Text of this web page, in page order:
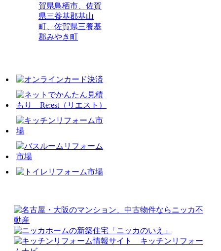
賀県鳥栖市、佐賀
県三養基郡基山
町、佐賀県三養基
郡みやき町